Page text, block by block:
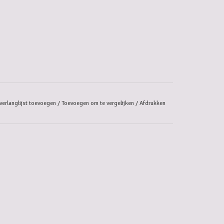
toevoegen / Toevoegen om te vergelijken / Afdrukken